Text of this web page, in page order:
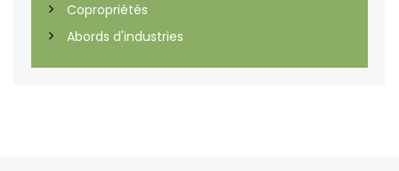
Copropriétés
Abords d'industries